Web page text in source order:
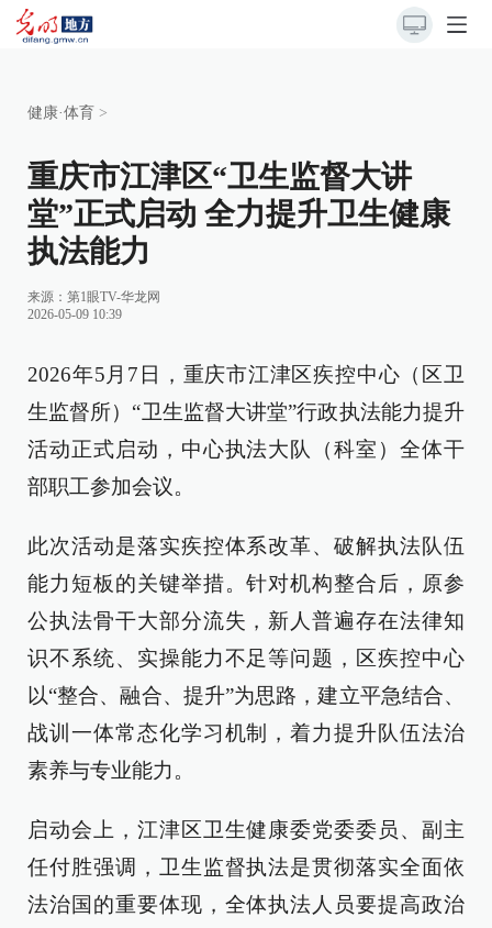
健康·体育 >
重庆市江津区“卫生监督大讲
堂”正式启动 全力提升卫生健康
执法能力
来源： 第1眼TV-华龙网
2026-05-09 10:39
2026年5月7日，重庆市江津区疾控中心（区卫
生监督所）“卫生监督大讲堂”行政执法能力提升
活动正式启动，中心执法大队（科室）全体干
部职工参加会议。
此次活动是落实疾控体系改革、破解执法队伍
能力短板的关键举措。针对机构整合后，原参
公执法骨干大部分流失，新人普遍存在法律知
识不系统、实操能力不足等问题，区疾控中心
以“整合、融合、提升”为思路，建立平急结合、
战训一体常态化学习机制，着力提升队伍法治
素养与专业能力。
启动会上，江津区卫生健康委党委委员、副主
任付胜强调，卫生监督执法是贯彻落实全面依
法治国的重要体现，全体执法人员要提高政治